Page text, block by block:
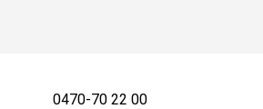
0470-70 22 00